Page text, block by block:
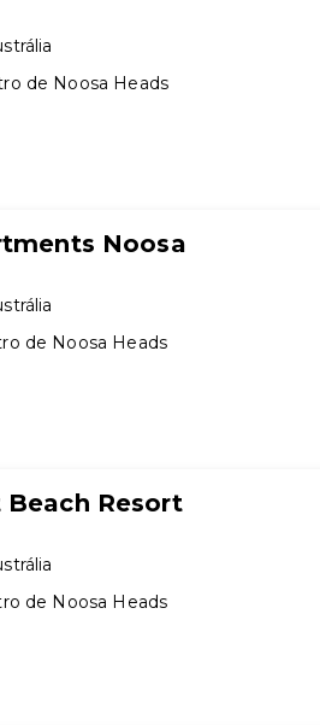
de Noosa Heads
Noosa
de Noosa Heads
Resort
de Noosa Heads